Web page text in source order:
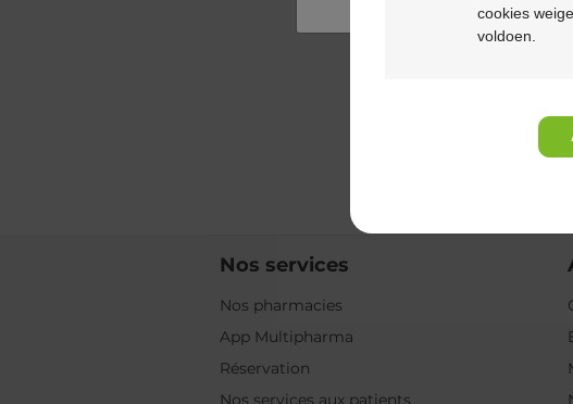
Nos services
Nos pharmacies
App Multipharma
Réservation
Nos services aux patients
cookies
voldoen.